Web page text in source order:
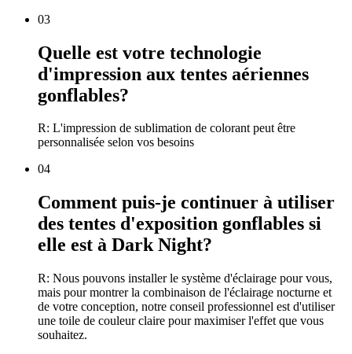
03
Quelle est votre technologie
d'impression aux tentes aériennes
gonflables?
R: L'impression de sublimation de colorant peut être
personnalisée selon vos besoins
04
Comment puis-je continuer à utiliser
des tentes d'exposition gonflables si
elle est à Dark Night?
R: Nous pouvons installer le système d'éclairage pour vous,
mais pour montrer la combinaison de l'éclairage nocturne et
de votre conception, notre conseil professionnel est d'utiliser
une toile de couleur claire pour maximiser l'effet que vous
souhaitez.